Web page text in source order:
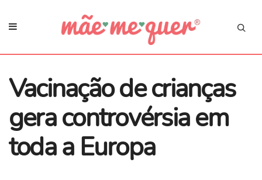
Vacinação de crianças
gera controvérsia em
toda a Europa